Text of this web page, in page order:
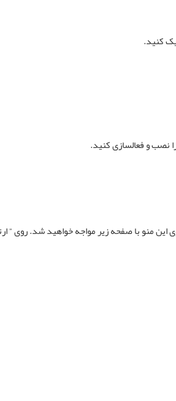
کنید.
نصب و فعالسازی کنید.
منو با صفحه زیر مواجه خواهید شد. روی ”